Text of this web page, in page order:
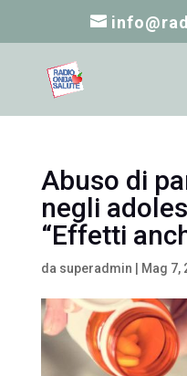
Abuso di
negli
“Effetti
da superadmin Mag 7,